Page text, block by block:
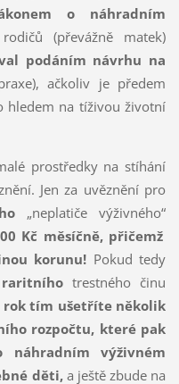
o náhradním
(převážně matek)
podáním návrhu na
ačkoliv je předem
hledem na tíživou životní
prostředky na stíhání
Jen za uvěznění pro
„neplatiče výživného“
Kč měsíčně, přičemž
korunu! Pokud tedy
raritního trestného činu
rok tím ušetříte několik
rozpočtu, které pak
výživném
děti,a ještě zbude na